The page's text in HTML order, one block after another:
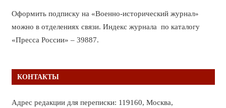
Оформить подписку на «Военно-исторический журнал»
можно в отделениях связи. Индекс журнала по каталогу
«Пресса России» – 39887.
КОНТАКТЫ
Адрес редакции для переписки: 119160, Москва,